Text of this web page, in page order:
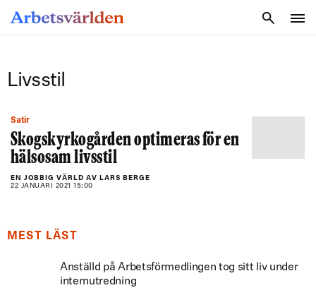
Livsstil
Satir
Skogskyrkogården optimeras för en
hälsosam livsstil
EN JOBBIG VÄRLD AV LARS BERGE
22 JANUARI 2021 15:00
MEST LÄST
Anställd på Arbetsförmedlingen tog sitt liv under
internutredning